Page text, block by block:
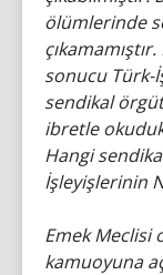
ölümlerinde
sonucu Türk-
sendikal
ibretle
Hangi
İşleyişlerinin
Emek Meclisi
kamuoyuna